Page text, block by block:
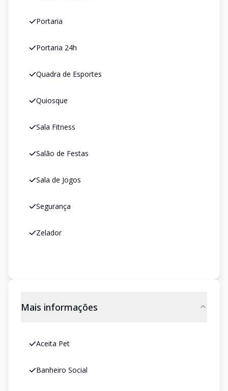
Portaria
Portaria 24h
Quadra de Esportes
Quiosque
Sala Fitness
Salão de Festas
Sala de Jogos
Segurança
Zelador
Mais informações
Aceita Pet
Banheiro Social